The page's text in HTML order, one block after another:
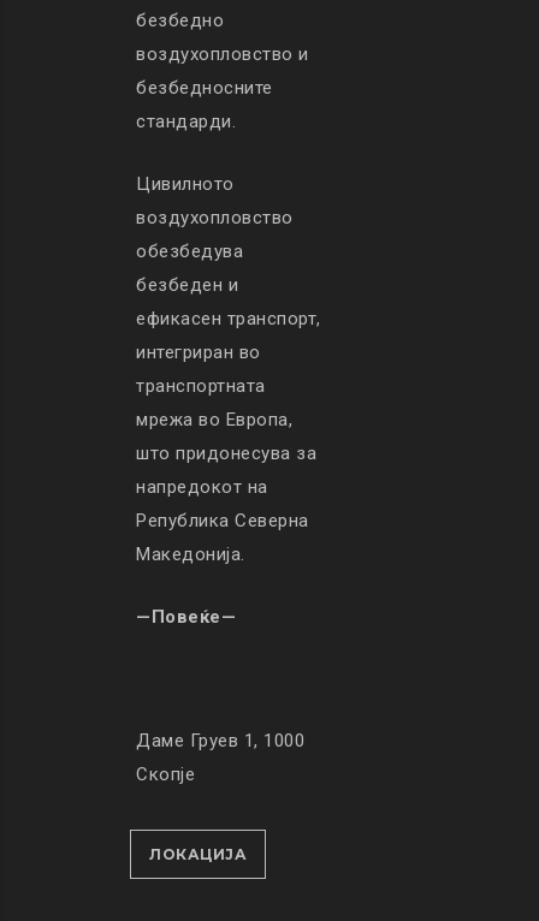
безбедно
воздухопловство и
безбедносните
стандарди.
Цивилното
воздухопловство
обезбедува
безбеден и
ефикасен транспорт,
интегриран во
транспортната
мрежа во Европа,
што придонесува за
напредокот на
Република Северна
Македонија.
—Повеќе—
Даме Груев 1, 1000
Скопје
ЛОКАЦИЈА